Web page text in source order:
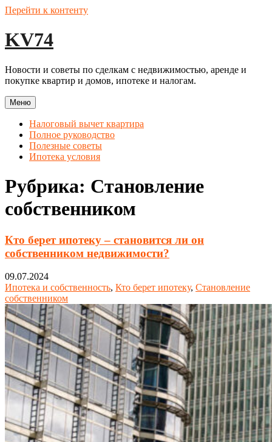
Перейти к контенту
KV74
Новости и советы по сделкам с недвижимостью, аренде и
покупке квартир и домов, ипотеке и налогам.
Меню
Налоговый вычет квартира
Полное руководство
Полезные советы
Ипотека условия
Рубрика: Становление
собственником
Кто берет ипотеку – становится ли он
собственником недвижимости?
09.07.2024
Ипотека и собственность, Кто берет ипотеку, Становление
собственником